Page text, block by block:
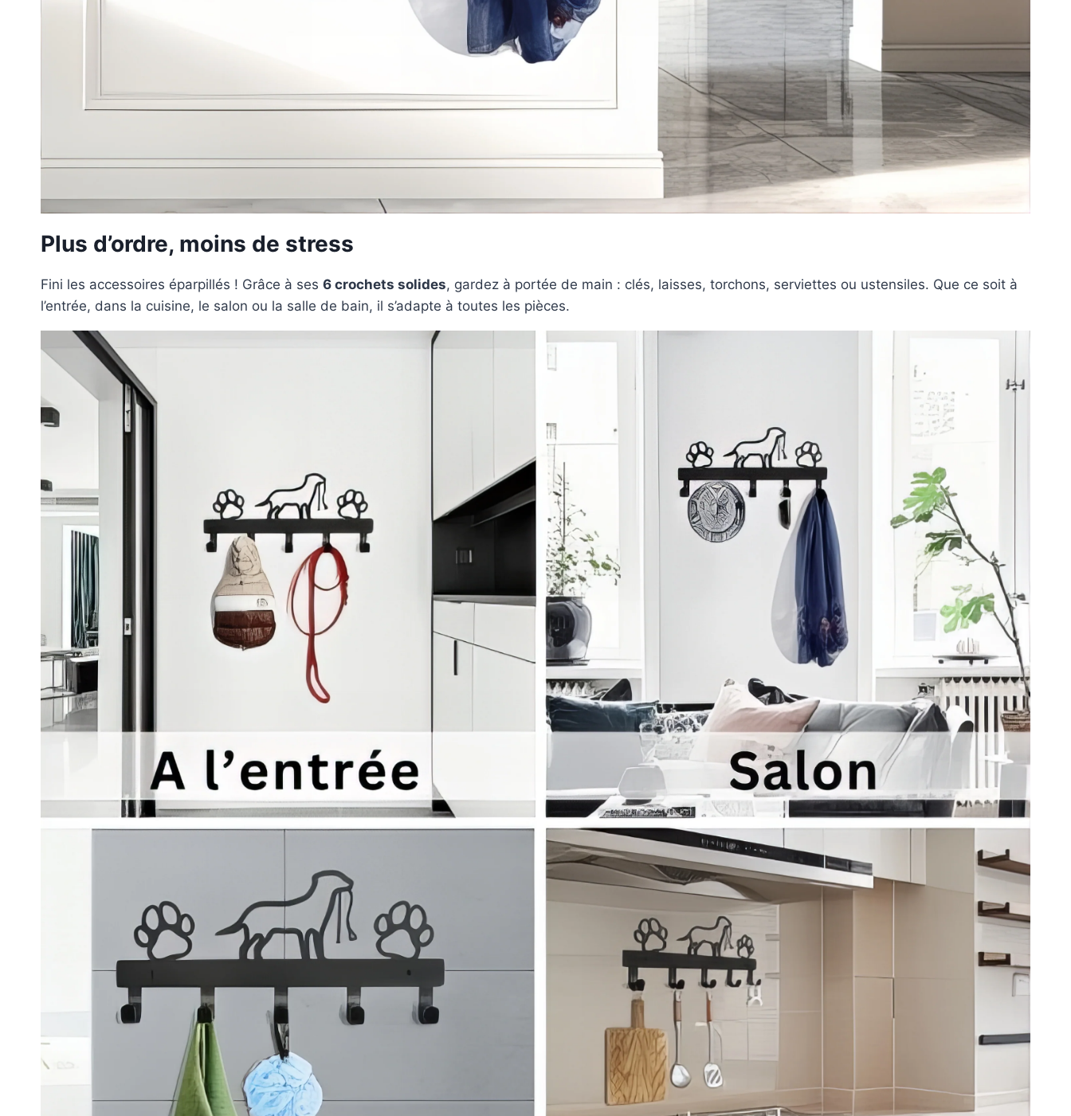
Plus d’ordre, moins de stress
Fini les accessoires éparpillés ! Grâce à ses 6 crochets solides, gardez à portée de main : clés, laisses, torchons, serviettes ou ustensiles. Que ce soit à
l’entrée, dans la cuisine, le salon ou la salle de bain, il s’adapte à toutes les pièces.